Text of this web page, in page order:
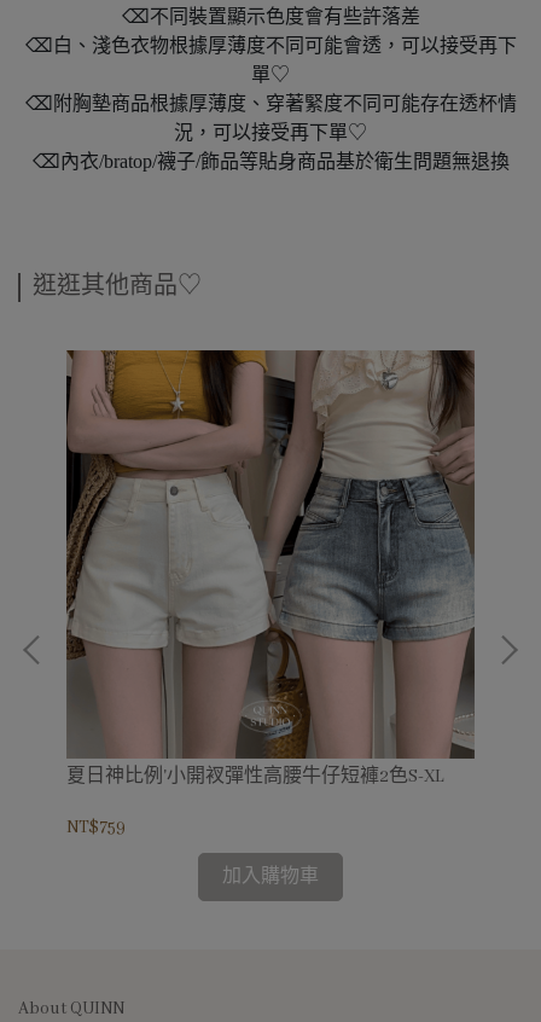
⌫不同裝置顯示色度會有些許落差
⌫白、淺色衣物根據厚薄度不同可能會透，可以接受再下
單♡
⌫附胸墊商品根據厚薄度、穿著緊度不同可能存在透杯情
況，可以接受再下單♡
⌫內衣/bratop/襪子/飾品等貼身商品基於衛生問題無退換
逛逛其他商品♡
夏日神比例'小開衩彈性高腰牛仔短褲2色S-XL
NT$759
加入購物車
About QUINN